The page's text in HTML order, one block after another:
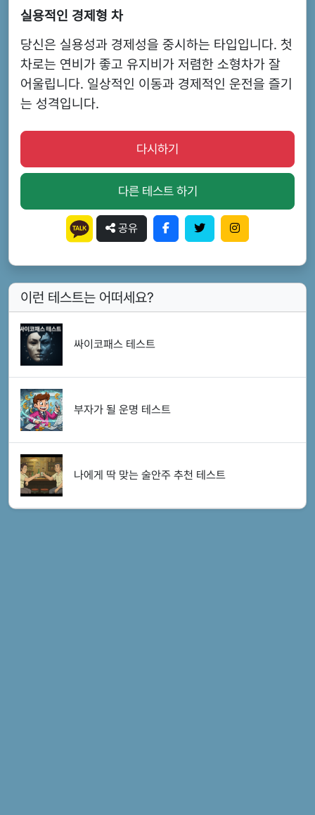
실용적인 경제형 차
당신은 실용성과 경제성을 중시하는 타입입니다. 첫
차로는 연비가 좋고 유지비가 저렴한 소형차가 잘
어울립니다. 일상적인 이동과 경제적인 운전을 즐기
는 성격입니다.
다시하기
다른 테스트 하기
공유
이런 테스트는 어떠세요?
싸이코패스 테스트
부자가 될 운명 테스트
나에게 딱 맞는 술안주 추천 테스트